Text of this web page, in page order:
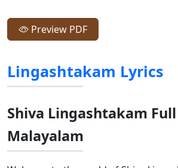
Preview PDF
Lingashtakam Lyrics
Shiva Lingashtakam
Malayalam